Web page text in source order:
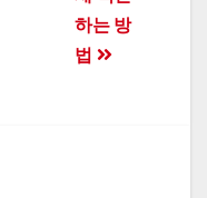
하는 방
법